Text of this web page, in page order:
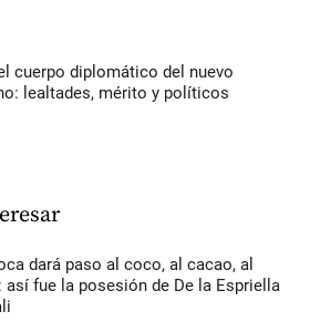
cuerpo diplomático del nuevo
lealtades, mérito y políticos
dará paso al coco, al cacao, al
así fue la posesión de De la Espriella